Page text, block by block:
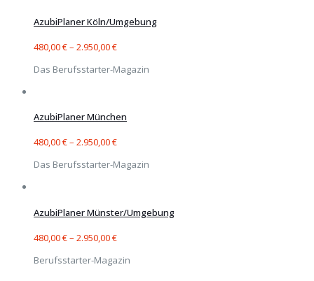
AzubiPlaner Köln/Umgebung
480,00€– 2.950,00€
Das Berufsstarter-Magazin
AzubiPlaner München
480,00€– 2.950,00€
Das Berufsstarter-Magazin
AzubiPlaner Münster/Umgebung
480,00€– 2.950,00€
Berufsstarter-Magazin